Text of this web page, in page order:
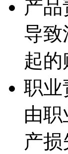
产
导致
起的
职业
由
产损